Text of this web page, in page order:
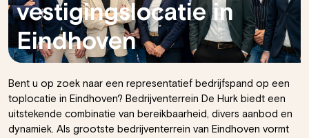
vestigingslocatie in
Eindhoven
Bent u op zoek naar een representatief bedrijfspand op een
toplocatie in Eindhoven? Bedrijventerrein De Hurk biedt een
uitstekende combinatie van bereikbaarheid, divers aanbod en
dynamiek. Als grootste bedrijventerrein van Eindhoven vormt